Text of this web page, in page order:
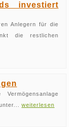
investiert
Anlegern für die
die restlichen
weiterlesen